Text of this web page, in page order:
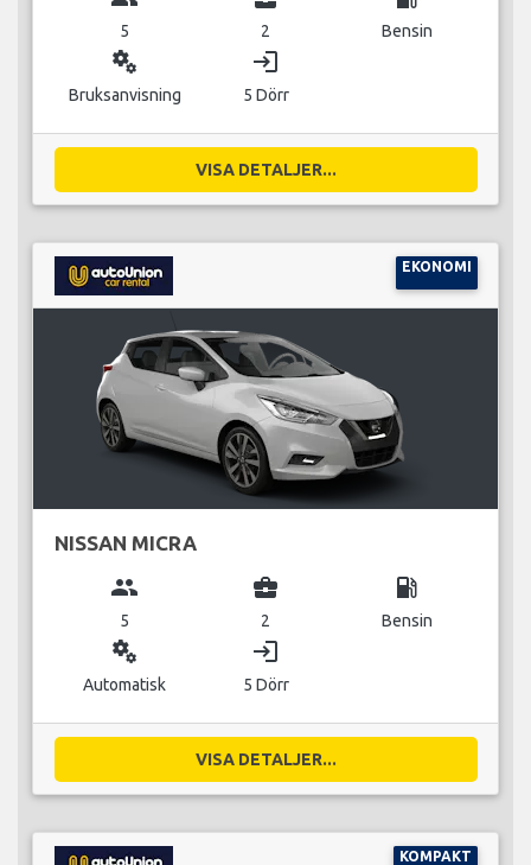
5 2 Bensin
miscellaneous_services
Bruksanvisning
login
5 Dörr
VISA DETALJER...
EKONOMI
NISSAN MICRA
group
5
business_center
2
local_gas_station
Bensin
miscellaneous_services
Automatisk
login
5 Dörr
VISA DETALJER...
KOMPAKT